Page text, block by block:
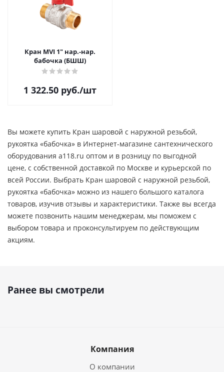
Кран MVI 1" нар.-нар.
бабочка (БШШ)
1 322.50 руб./шт
Вы можете купить Кран шаровой с наружной резьбой,
рукоятка «бабочка» в Интернет-магазине сантехнического
оборудования a118.ru оптом и в розницу по выгодной
цене, c собственной доставкой по Москве и курьерской по
всей России. Выбрать Кран шаровой с наружной резьбой,
рукоятка «бабочка» можно из нашего большого каталога
товаров, изучив отзывы и характеристики. Также вы всегда
можете позвонить нашим менеджерам, мы поможем с
выбором товара и проконсультируем по действующим
акциям.
Ранее вы смотрели
Компания
О компании